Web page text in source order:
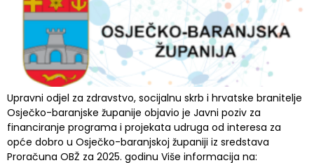
Upravni odjel za zdravstvo, socijalnu skrb i hrvatske branitelje
Osječko-baranjske županije objavio je Javni poziv za
financiranje programa i projekata udruga od interesa za
opće dobro u Osječko-baranjskoj županiji iz sredstava
Proračuna OBŽ za 2025. godinu Više informacija na: